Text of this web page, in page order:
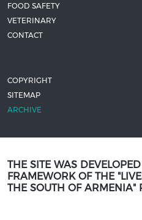
FOOD SAFETY
VETERINARY
CONTACT
COPYRIGHT
SITEMAP
ARCHIVE
THE SITE WAS
FRAMEWORK OF THE
THE SOUTH OF ARMENIA"